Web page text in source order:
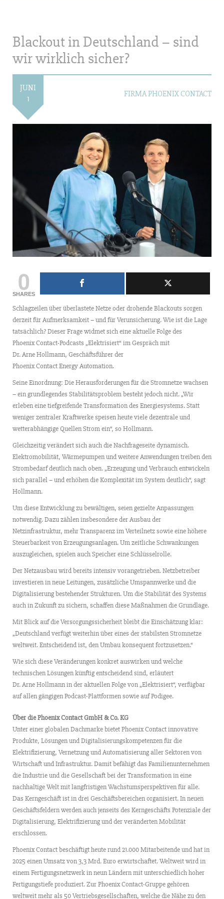
Blackout in Deutschland – sind
wir wirklich sicher?
JUNI
1
FIRMA PHOENIX CONTACT
0
SHARES
Schlagzeilen über überlastete Netze oder drohende Blackouts sorgen
derzeit für Aufmerksamkeit – und für Verunsicherung. Wie ist die Lage
tatsächlich? Dieser Frage widmet sich eine aktuelle Folge des
Phoenix Contact-Podcasts „Elektrisiert“ im Gespräch mit
Dr. Arne Hollmann, Geschäftsführer der
Phoenix Contact Energy Automation.
Seine Einordnung: Die Herausforderungen für die Stromnetze wachsen
– ein grundlegendes Stabilitätsproblem besteht jedoch nicht. „Wir
erleben eine tiefgreifende Transformation des Energiesystems. Statt
weniger zentraler Kraftwerke speisen heute viele dezentrale und
wetterabhängige Quellen Strom ein“, so Hollmann.
Gleichzeitig verändert sich auch die Nachfrageseite dynamisch.
Elektromobilität, Wärmepumpen und weitere Anwendungen treiben den
Strombedarf deutlich nach oben. „Erzeugung und Verbrauch entwickeln
sich parallel – und erhöhen die Komplexität im System deutlich“, sagt
Hollmann.
Um diese Entwicklung zu bewältigen, seien gezielte Anpassungen
notwendig. Dazu zählen insbesondere der Ausbau der
Netzinfrastruktur, mehr Transparenz im Verteilnetz sowie eine höhere
Steuerbarkeit von Erzeugungsanlagen. Um zeitliche Schwankungen
auszugleichen, spielen auch Speicher eine Schlüsselrolle.
Der Netzausbau wird bereits intensiv vorangetrieben. Netzbetreiber
investieren in neue Leitungen, zusätzliche Umspannwerke und die
Digitalisierung bestehender Strukturen. Um die Stabilität des Systems
auch in Zukunft zu sichern, schaffen diese Maßnahmen die Grundlage.
Mit Blick auf die Versorgungssicherheit bleibt die Einschätzung klar:
„Deutschland verfügt weiterhin über eines der stabilsten Stromnetze
weltweit. Entscheidend ist, den Umbau konsequent fortzusetzen.“
Wie sich diese Veränderungen konkret auswirken und welche
technischen Lösungen künftig entscheidend sind, erläutert
Dr. Arne Hollmann in der aktuellen Folge von „Elektrisiert“, verfügbar
auf allen gängigen Podcast-Plattformen sowie auf Podigee.
Über die Phoenix Contact GmbH & Co. KG
Unter einer globalen Dachmarke bietet Phoenix Contact innovative
Produkte, Lösungen und Digitalisierungskompetenzen für die
Elektrifizierung, Vernetzung und Automatisierung aller Sektoren von
Wirtschaft und Infrastruktur. Damit befähigt das Familienunternehmen
die Industrie und die Gesellschaft bei der Transformation in eine
nachhaltige Welt mit langfristigen Wachstumsperspektiven für alle.
Das Kerngeschäft ist in drei Geschäftsbereichen organisiert. In neuen
Geschäftsfeldern werden auch jenseits des Kerngeschäfts Potenziale der
Digitalisierung, Elektrifizierung und der veränderten Mobilität
erschlossen.
Phoenix Contact beschäftigt heute rund 21.000 Mitarbeitende und hat in
2025 einen Umsatz von 3,3 Mrd. Euro erwirtschaftet. Weltweit wird in
einem Fertigungsnetzwerk in neun Ländern mit unterschiedlich hoher
Fertigungstiefe produziert. Zur Phoenix Contact-Gruppe gehören
weltweit mehr als 50 Vertriebsgesellschaften, welche die Nähe zu den